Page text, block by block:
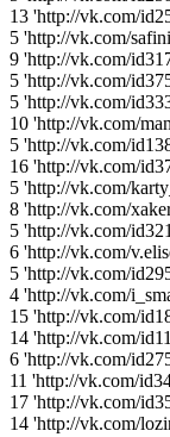
13 'http://vk.com/
5 'http://vk.com/
9 'http://vk.com/
5 'http://vk.com/
5 'http://vk.com/
10 'http://vk.com/
5 'http://vk.com/
16 'http://vk.com/
5 'http://vk.com/
8 'http://vk.com/
5 'http://vk.com/
6 'http://vk.com/
5 'http://vk.com/
4 'http://vk.com/
15 'http://vk.com/
14 'http://vk.com/
6 'http://vk.com/
11 'http://vk.com/
17 'http://vk.com/
14 'http://vk.com/